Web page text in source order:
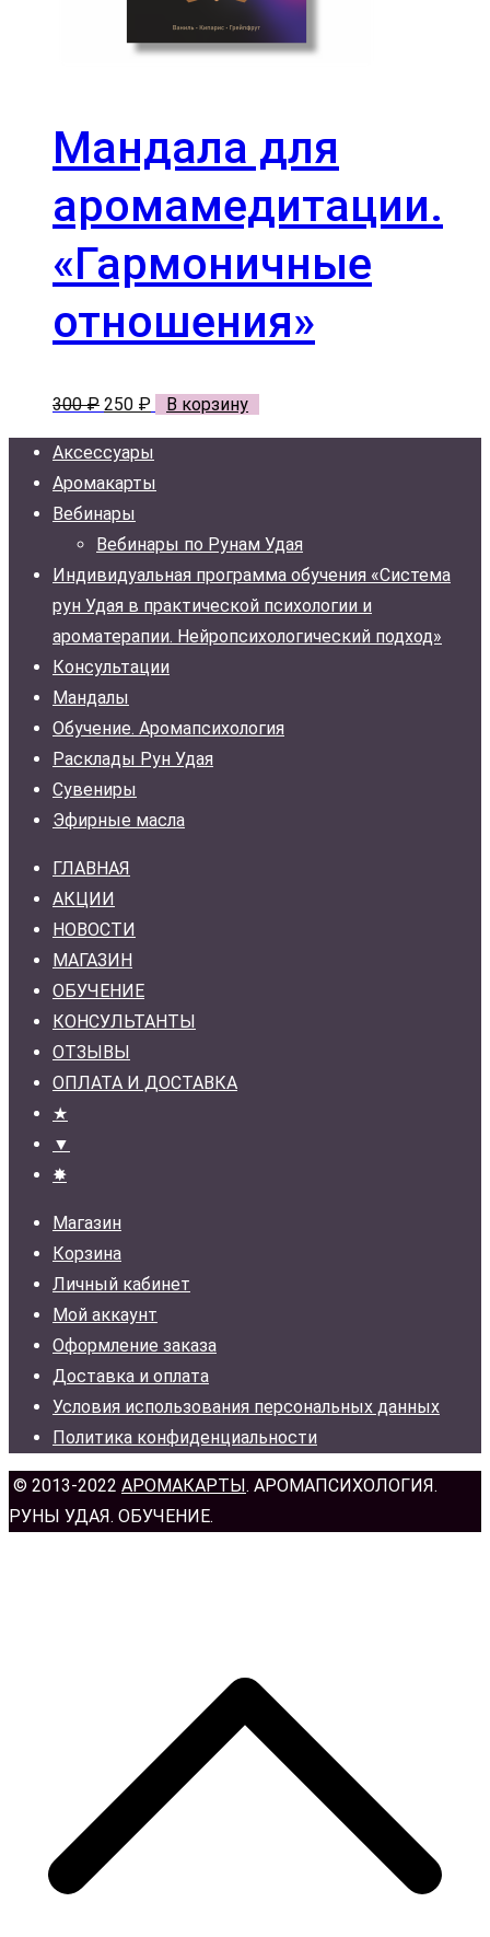
Мандала для
аромамедитации.
«Гармоничные
отношения»
300₽ Первоначальная
цена
составляла
300 ₽.
250 ₽Текущая
цена:
250 ₽.
В корзину
Аксессуары
Аромакарты
Вебинары
Вебинары по Рунам Удая
Индивидуальная программа обучения «Система
рун Удая в практической психологии и
ароматерапии. Нейропсихологический подход»
Консультации
Мандалы
Обучение. Аромапсихология
Расклады Рун Удая
Сувениры
Эфирные масла
ГЛАВНАЯ
АКЦИИ
НОВОСТИ
МАГАЗИН
ОБУЧЕНИЕ
КОНСУЛЬТАНТЫ
ОТЗЫВЫ
ОПЛАТА И ДОСТАВКА
★
▼
✸
Магазин
Корзина
Личный кабинет
Мой аккаунт
Оформление заказа
Доставка и оплата
Условия использования персональных данных
Политика конфиденциальности
© 2013-2022 АРОМАКАРТЫ. АРОМАПСИХОЛОГИЯ.
РУНЫ УДАЯ. ОБУЧЕНИЕ.